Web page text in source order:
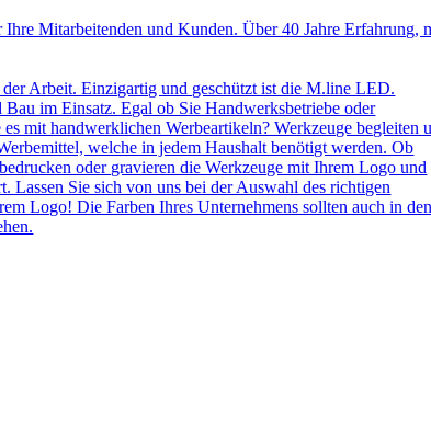
Mitarbeitenden und Kunden. Über 40 Jahre Erfahrung,
Arbeit. Einzigartig und geschützt ist die M.line LED.
im Einsatz. Egal ob Sie Handwerksbetriebe oder
mit handwerklichen Werbeartikeln? Werkzeuge begleiten
welche in jedem Haushalt benötigt werden. Ob
oder gravieren die Werkzeuge mit Ihrem Logo und
Lassen Sie sich von uns bei der Auswahl des richtigen
Logo! Die Farben Ihres Unternehmens sollten auch in